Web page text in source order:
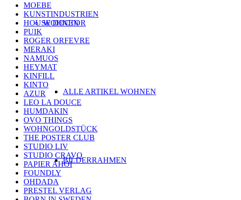
WOHNEN
ALLE ARTIKEL WOHNEN
BILDERRAHMEN
MOEBE
KUNSTINDUSTRIEN
HOUSE DOCTOR
PUIK
ROGER ORFEVRE
MERAKI
NAMUOS
HEYMAT
KINFILL
KINTO
AZUR
LEO LA DOUCE
HUMDAKIN
OVO THINGS
WOHNGOLDSTÜCK
THE POSTER CLUB
STUDIO LIV
STUDIO CRAVO
PAPIER AHOI
FOUNDLY
OHDADA
PRESTEL VERLAG